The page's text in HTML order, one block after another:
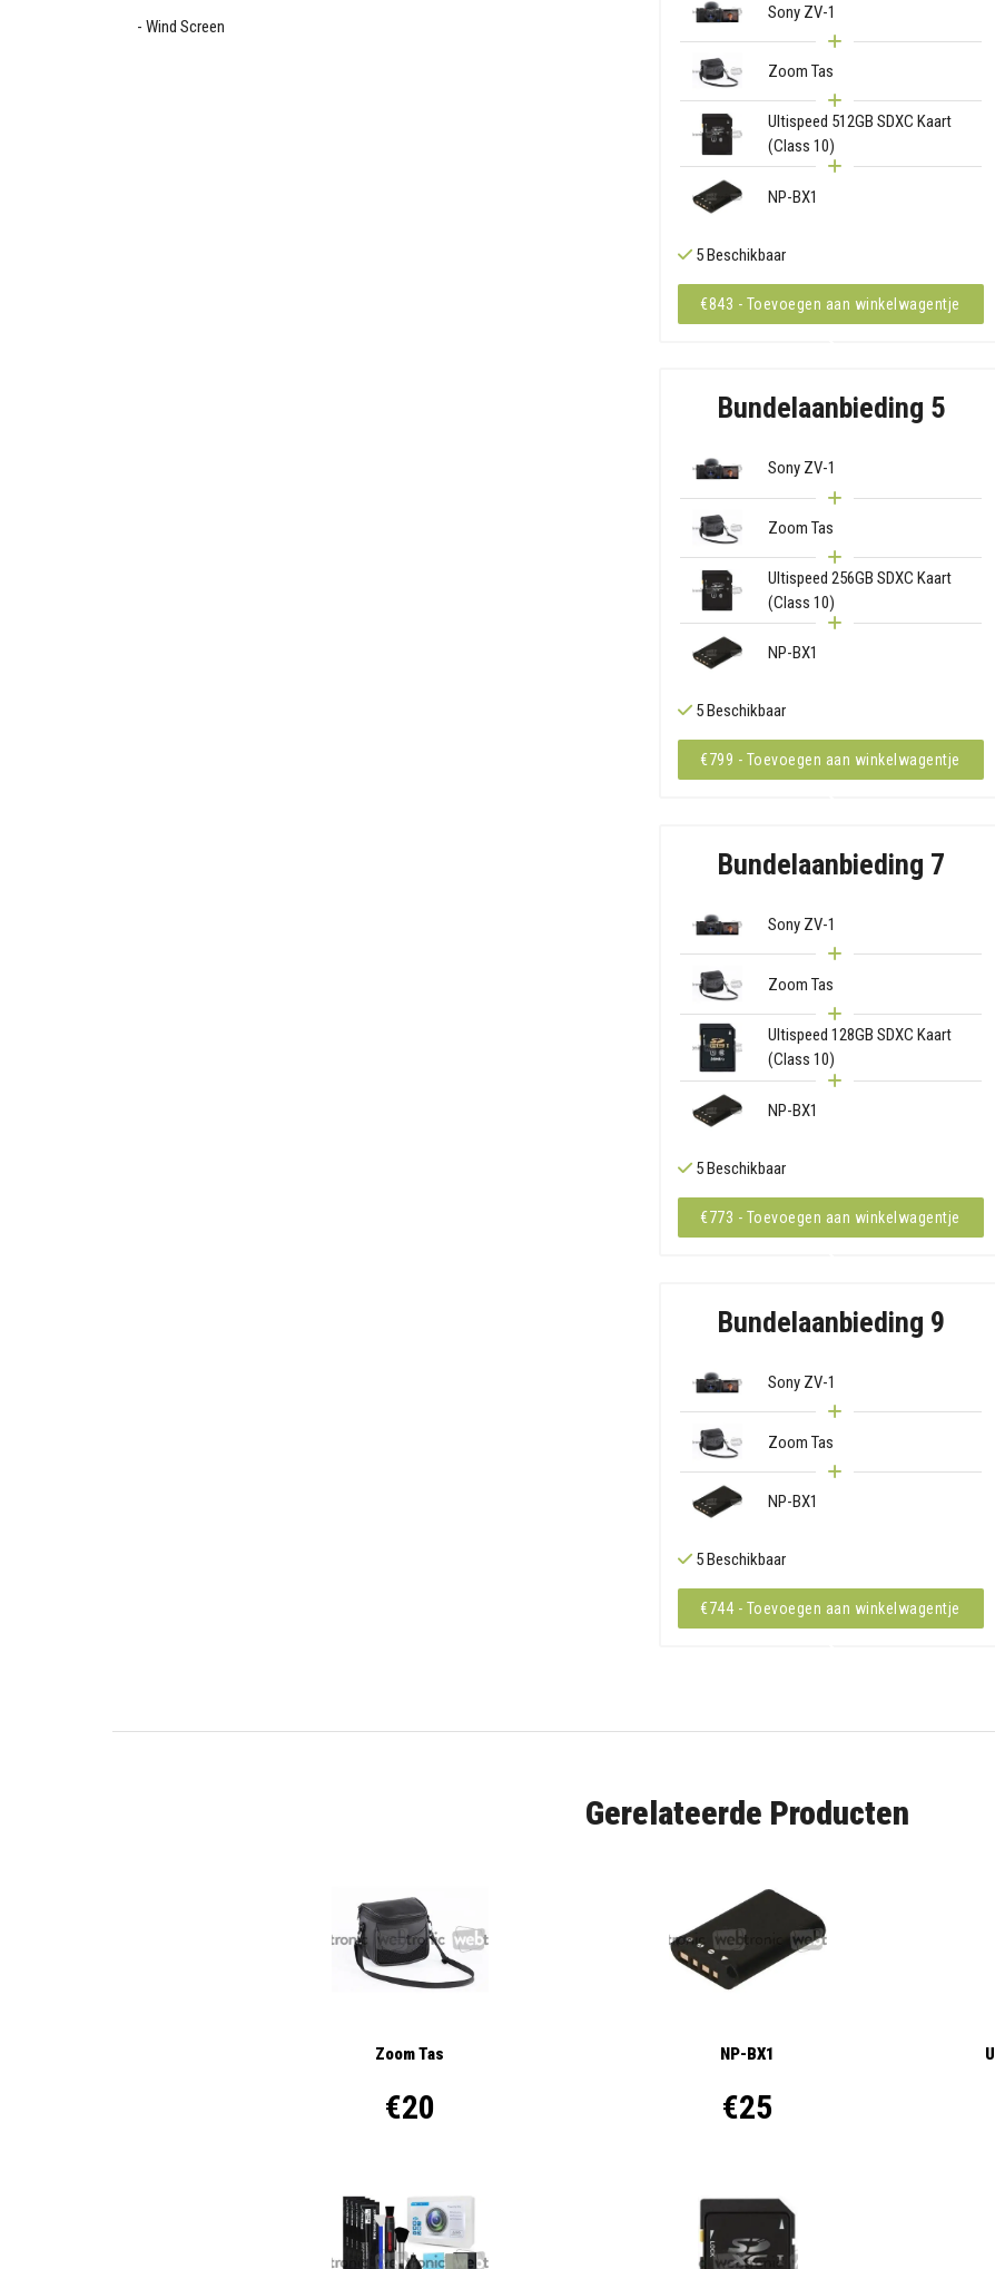
Sony ZV-1
Zoom Tas
Ultispeed 512GB SDXC Kaart
(Class 10)
NP-BX1
5 Beschikbaar
€843 - Toevoegen aan winkelwagentje
Bundelaanbieding 5
Sony ZV-1
Zoom Tas
Ultispeed 256GB SDXC Kaart
(Class 10)
NP-BX1
5 Beschikbaar
€799 - Toevoegen aan winkelwagentje
Bundelaanbieding 7
Sony ZV-1
Zoom Tas
Ultispeed 128GB SDXC Kaart
(Class 10)
NP-BX1
5 Beschikbaar
€773 - Toevoegen aan winkelwagentje
Bundelaanbieding 9
Sony ZV-1
Zoom Tas
NP-BX1
5 Beschikbaar
€744 - Toevoegen aan winkelwagentje
Wind Screen
Gerelateerde Producten
Zoom Tas
€20
NP-BX1
€25